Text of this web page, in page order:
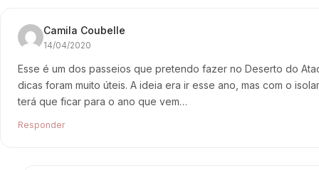
Camila Coubelle
14/04/2020
Esse é um dos passeios que pretendo fazer no Deserto do
dicas foram muito úteis. A ideia era ir esse ano, mas com o
terá que ficar para o ano que vem…
Responder